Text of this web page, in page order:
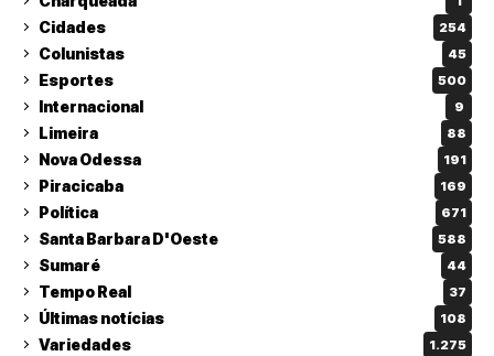
Cidades 254
Colunistas 45
Esportes 500
Internacional 9
Limeira 88
Nova Odessa 191
Piracicaba 169
Política 671
Santa Barbara D'Oeste 588
Sumaré 44
Tempo Real 37
Últimas notícias 108
Variedades 1.275